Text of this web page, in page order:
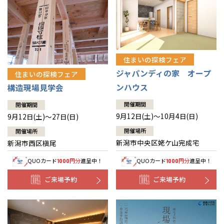
住まいの探検フェア
構造現場見学会
開催期間
9月12日(土)～27日(日)
開催場所
新潟市西区槇尾
QUOカード1000円分進呈中！
ご来場予約
住まいの探検フェア
ジャパンディの家 オープ
ンハウス
開催期間
9月12日(土)～10月4日(日)
開催場所
新潟市中央区姥ケ山完成宅
QUOカード1000円分進呈中！
ご来場予約